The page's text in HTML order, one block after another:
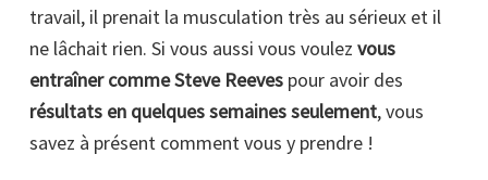
travail, il prenait la musculation très au sérieux et il
ne lâchait rien. Si vous aussi vous voulez vous
entraîner comme Steve Reeves pour avoir des
résultats en quelques semaines seulement, vous
savez à présent comment vous y prendre !